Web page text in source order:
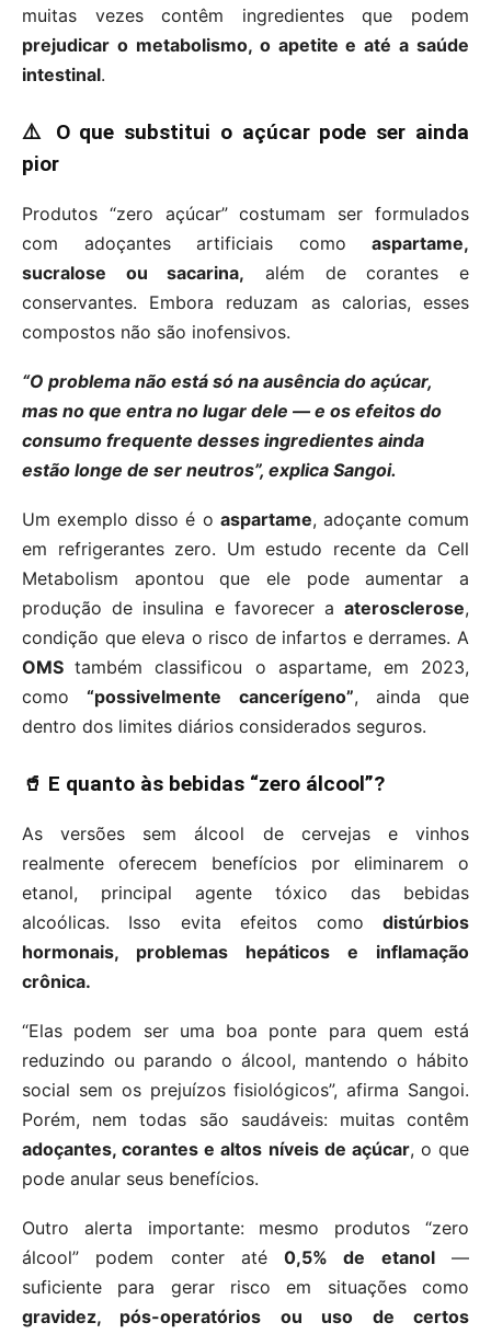
muitas vezes contêm ingredientes que podem
prejudicar o metabolismo, o apetite e até a saúde
intestinal.
⚠️ O que substitui o açúcar pode ser ainda
pior
Produtos “zero açúcar” costumam ser formulados
com adoçantes artificiais como aspartame,
sucralose ou sacarina, além de corantes e
conservantes. Embora reduzam as calorias, esses
compostos não são inofensivos.
“O problema não está só na ausência do açúcar,
mas no que entra no lugar dele — e os efeitos do
consumo frequente desses ingredientes ainda
estão longe de ser neutros”, explica Sangoi.
Um exemplo disso é o aspartame, adoçante comum
em refrigerantes zero. Um estudo recente da Cell
Metabolism apontou que ele pode aumentar a
produção de insulina e favorecer a aterosclerose,
condição que eleva o risco de infartos e derrames. A
OMStambém classificou o aspartame, em 2023,
como“possivelmente cancerígeno”, ainda que
dentro dos limites diários considerados seguros.
🥤 E quanto às bebidas “zero álcool”?
As versões sem álcool de cervejas e vinhos
realmente oferecem benefícios por eliminarem o
etanol, principal agente tóxico das bebidas
alcoólicas. Isso evita efeitos como distúrbios
hormonais, problemas hepáticos e inflamação
crônica.
“Elas podem ser uma boa ponte para quem está
reduzindo ou parando o álcool, mantendo o hábito
social sem os prejuízos fisiológicos”, afirma Sangoi.
Porém, nem todas são saudáveis: muitas contêm
adoçantes, corantes e altos níveis de açúcar, o que
pode anular seus benefícios.
Outro alerta importante: mesmo produtos “zero
álcool” podem conter até0,5% de etanol—
suficiente para gerar risco em situações como
gravidez, pós-operatórios ou uso de certos